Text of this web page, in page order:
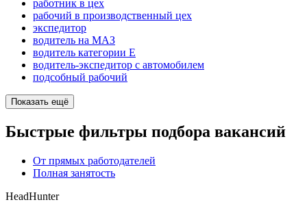
работник в цех
рабочий в производственный цех
экспедитор
водитель на МАЗ
водитель категории E
водитель-экспедитор с автомобилем
подсобный рабочий
Показать ещё
Быстрые фильтры подбора вакансий
От прямых работодателей
Полная занятость
HeadHunter